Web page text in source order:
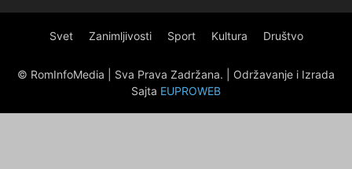
Svet Zanimljivosti Sport Kultura Društvo
© RomInfoMedia | Sva Prava Zadržana. | Održavanje i Izrada
Sajta EUPROWEB